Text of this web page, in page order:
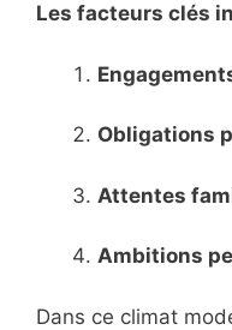
Les facteurs clés
Obligations
Attentes
Ambitions
Dans ce climat